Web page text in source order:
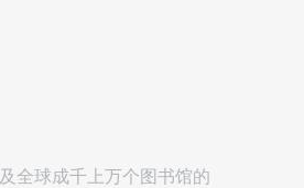
全球成千上万个图书馆的